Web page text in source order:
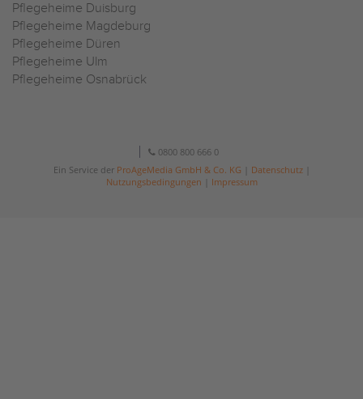
Pflegeheime Duisburg
Pflegeheime Magdeburg
Pflegeheime Düren
Pflegeheime Ulm
Pflegeheime Osnabrück
0800 800 666 0
Ein Service der ProAgeMedia GmbH & Co. KG Datenschutz|
Nutzungsbedingungen
Impressum